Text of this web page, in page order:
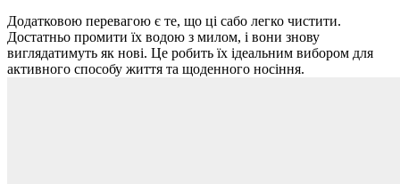
Додатковою перевагою є те, що ці сабо легко чистити.
Достатньо промити їх водою з милом, і вони знову
виглядатимуть як нові. Це робить їх ідеальним вибором для
активного способу життя та щоденного носіння.